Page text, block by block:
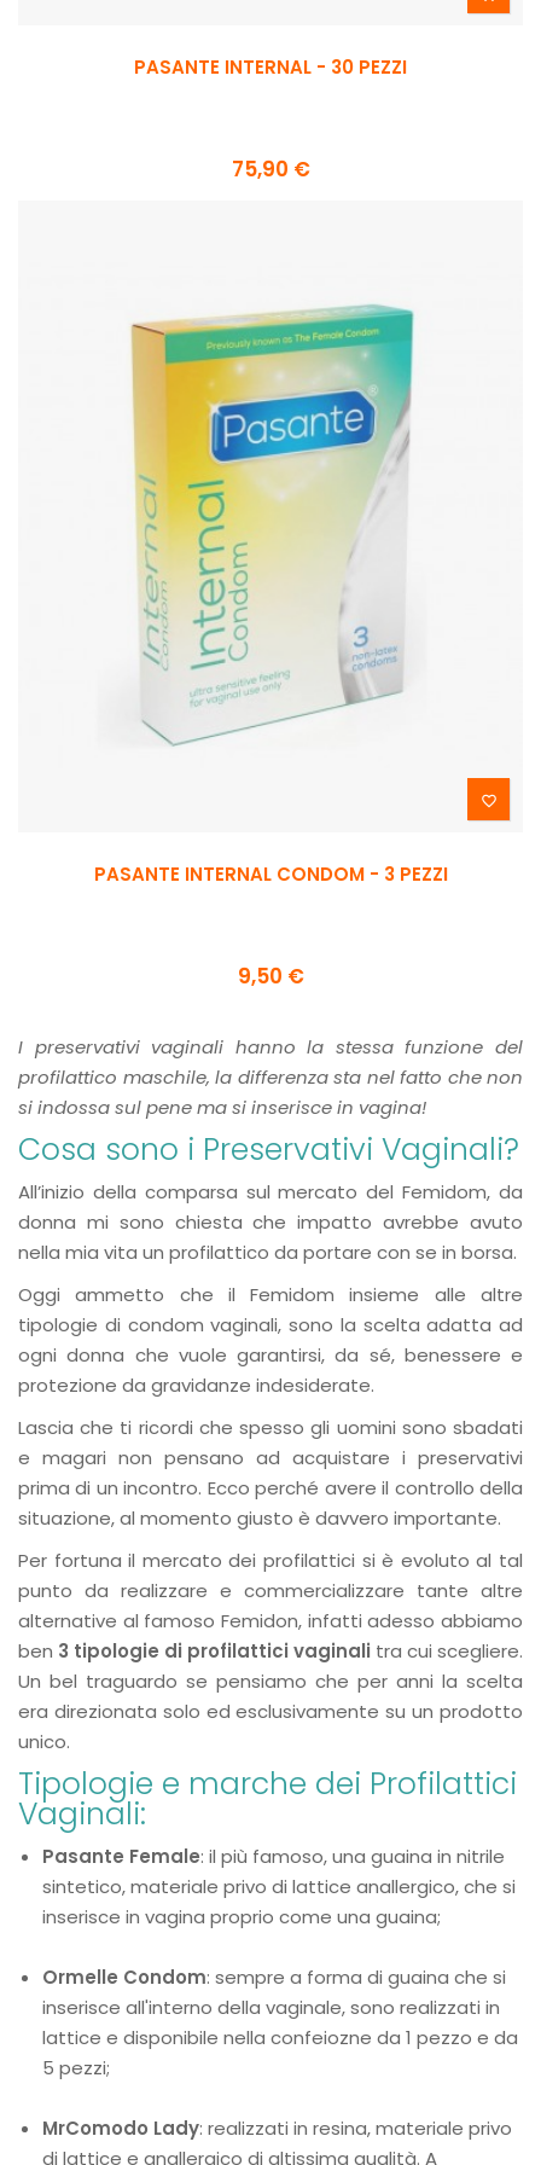
PASANTE INTERNAL - 30 PEZZI
75,90 €

PASANTE INTERNAL CONDOM - 3 PEZZI
9,50 €
I preservativi vaginali hanno la stessa funzione del
profilattico maschile, la differenza sta nel fatto che non
si indossa sul pene ma si inserisce in vagina!
Cosa sono i Preservativi Vaginali?
All’inizio della comparsa sul mercato del Femidom, da
donna mi sono chiesta che impatto avrebbe avuto
nella mia vita un profilattico da portare con se in borsa.
Oggi ammetto che il Femidom insieme alle altre
tipologie di condom vaginali, sono la scelta adatta ad
ogni donna che vuole garantirsi, da sé, benessere e
protezione da gravidanze indesiderate.
Lascia che ti ricordi che spesso gli uomini sono sbadati
e magari non pensano ad acquistare i preservativi
prima di un incontro. Ecco perché avere il controllo della
situazione, al momento giusto è davvero importante.
Per fortuna il mercato dei profilattici si è evoluto al tal
punto da realizzare e commercializzare tante altre
alternative al famoso Femidon, infatti adesso abbiamo
ben 3 tipologie di profilattici vaginali tra cui scegliere.
Un bel traguardo se pensiamo che per anni la scelta
era direzionata solo ed esclusivamente su un prodotto
unico.
Tipologie e marche dei Profilattici
Vaginali:
Pasante Female: il più famoso, una guaina in nitrile
sintetico, materiale privo di lattice anallergico, che si
inserisce in vagina proprio come una guaina;
Ormelle Condom: sempre a forma di guaina che si
inserisce all'interno della vaginale, sono realizzati in
lattice e disponibile nella confeiozne da 1 pezzo e da
5 pezzi;
MrComodo Lady: realizzati in resina, materiale privo
di lattice e anallergico di altissima qualità. A